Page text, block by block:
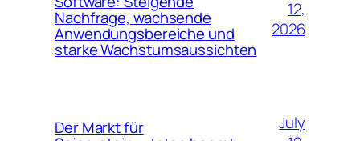
Nachfrage, wachsende
Anwendungsbereiche und
starke Wachstumsaussichten
12,
2026
Der Markt für
July